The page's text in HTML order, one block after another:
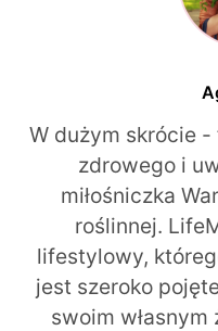
W dużym skrócie
zdrowego i
miłośniczka
roślinnej.
lifestylowy,
jest szeroko
swoim